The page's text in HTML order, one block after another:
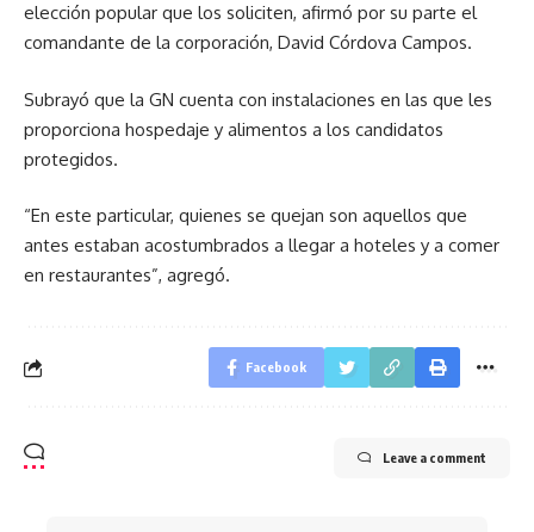
elección popular que los soliciten, afirmó por su parte el
comandante de la corporación, David Córdova Campos.
Subrayó que la GN cuenta con instalaciones en las que les
proporciona hospedaje y alimentos a los candidatos
protegidos.
“En este particular, quienes se quejan son aquellos que
antes estaban acostumbrados a llegar a hoteles y a comer
en restaurantes”, agregó.
Facebook
Leave a comment